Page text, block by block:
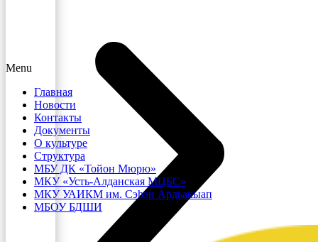
Menu
Главная
Новости
Контакты
Документы
О культуре
Структура
МБУ ДК «Тойон Мюрю»
МКУ «Усть-Алданская МЦБС»
МКУ УАИКМ им. Сэһэн Ардьакыап
МБОУ БДШИ